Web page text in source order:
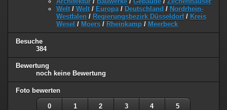
Welt / Welt / Europa / Deutschland / Nordrhein-
Westfalen / Regierungsbezirk Düsseldorf/ Kreis
Wesel / Moers / Rheinkamp / Meerbeck
Besuche
384
Bewertung
noch keine Bewertung
Foto bewerten
0 1 2 3 4 5